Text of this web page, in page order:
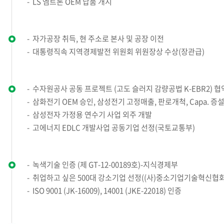
자가공장 취득, 현 주소로 본사 및 공장 이전
대통령직속 지역경제발전 위원회 위원장상 수상(장관급)
수자원공사 공동 프로젝트 (고도 슬러지 감량공법 K-EBR2) 협
삼화전기 OEM 승인, 삼성전기 고정매출, 판로개척, Capa. 증설
삼성전자 가정용 연수기 사업 외주 개발
고에너지 EDLC 개발사업 공동기업 선정(국토교통부)
녹색기술 인증 (제 GT-12-00189호)-지식경제부
취업하고 싶은 500대 강소기업 선정((사)중소기업기술혁신협
ISO 9001 (JK-16009), 14001 (JKE-22018) 인증